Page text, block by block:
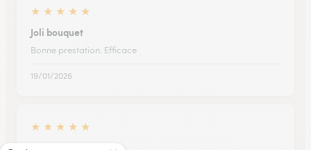
★ ★ ★ ★ ★
Joli bouquet
Bonne prestation. Efficace
19/01/2026
★ ★ ★ ★ ★